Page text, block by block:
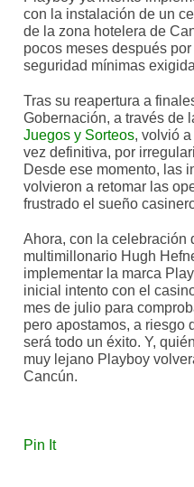
con la instalación de un
de la zona hotelera de
pocos meses después
seguridad mínimas
Tras su reapertura a
Gobernación, a través de
Juegos y Sorteos, volvió
vez definitiva, por
Desde ese momento, las
volvieron a retomar las
frustrado el sueño
Ahora, con la celebración
multimillonario Hugh
implementar la marca
inicial intento con el
mes de julio para
pero apostamos, a riesgo
será todo un éxito. Y,
muy lejano Playboy
Cancún.
Pin It